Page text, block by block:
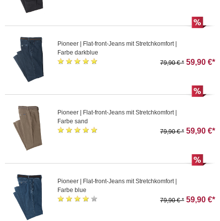
Pioneer | Flat-front-Jeans mit Stretchkomfort |
Farbe darkblue
79,90 € * 59,90 €*
Pioneer | Flat-front-Jeans mit Stretchkomfort |
Farbe sand
79,90 € * 59,90 €*
Pioneer | Flat-front-Jeans mit Stretchkomfort |
Farbe blue
79,90 € * 59,90 €*